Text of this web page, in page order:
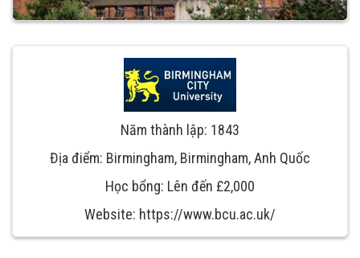
Năm thành lập: 1843
Địa điểm: Birmingham, Birmingham, Anh Quốc
Học bổng: Lên đến £2,000
Website: https://www.bcu.ac.uk/